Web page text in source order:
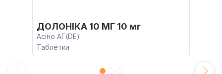
ДОЛОНІКА 10 МГ 10 мг
Асіно АГ(DE)
Таблетки